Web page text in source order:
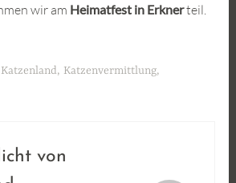
wir am Heimatfest in Erknerteil.
Katzenland, Katzenvermittlung,
von